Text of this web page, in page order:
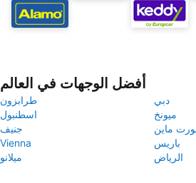
أفضل الوجهات في العالم
طرابزون
دبي
اسطنبول
ميونخ
جنيف
ماين
Vienna
باريس
ميلانو
الرياض